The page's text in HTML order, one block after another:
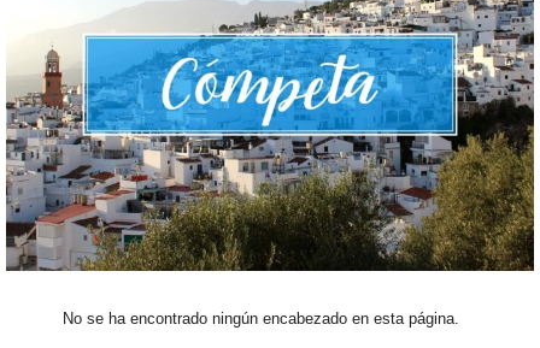
No se ha encontrado ningún encabezado en esta página.